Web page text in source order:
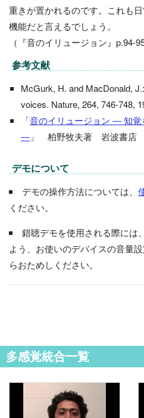
重きが置かれるのです。これも
機能だと言えるでしょう。
（『音のイリュージョン』p.94-95
参考文献
McGurk, H. and MacDonald,
voices. Nature, 264, 746-748,
「音のイリュージョン ― 知覚
― 」 柏野牧夫著 岩波書店
デモについて
デモの操作方法については、
ください。
錯聴デモを使用される際には
よう、お使いのデバイスの音量
らおためしください。
多感覚統合一覧